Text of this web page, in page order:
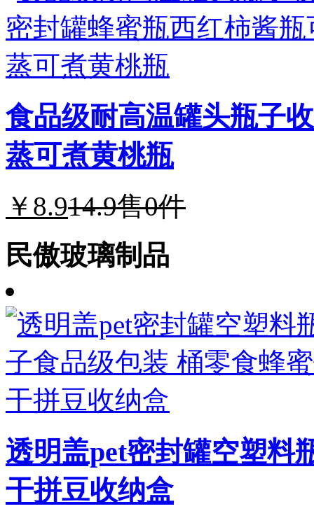
食品级耐高温罐头瓶子
蒸可煮黄桃瓶
￥8.914.9售0件
民傲玻璃制品
透明盖pet密封罐空塑料
干拼豆收纳盒